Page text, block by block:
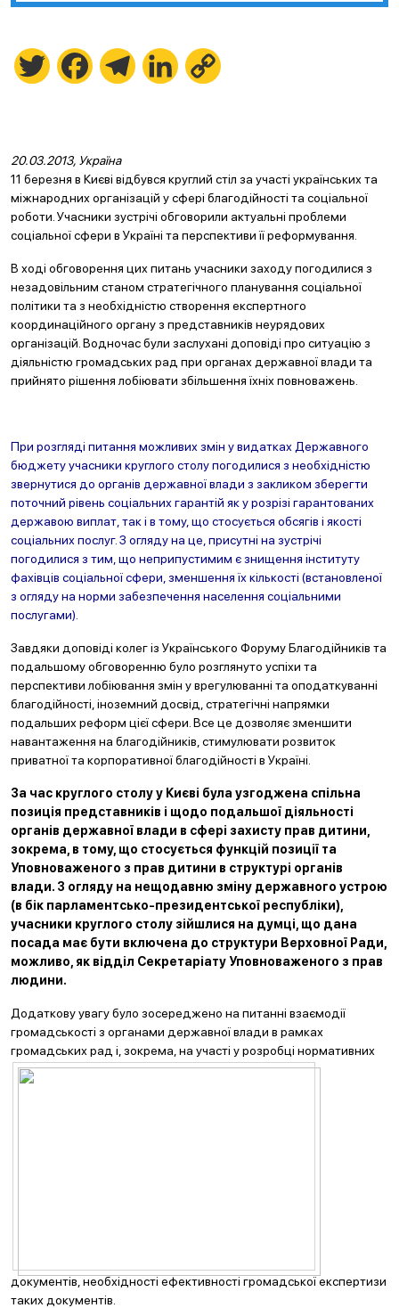
Twitter FacebookTelegramLinkedIn
20.03.2013, Україна
11 березня в Києві відбувся круглий стіл за участі українських та
міжнародних організацій у сфері благодійності та соціальної
роботи. Учасники зустрічі обговорили актуальні проблеми
соціальної сфери в Україні та перспективи її реформування.
В ході обговорення цих питань учасники заходу погодилися з
незадовільним станом стратегічного планування соціальної
політики та з необхідністю створення експертного
координаційного органу з представників неурядових
організацій. Водночас були заслухані доповіді про ситуацію з
діяльністю громадських рад при органах державної влади та
прийнято рішення лобіювати збільшення їхніх повноважень.
При розгляді питання можливих змін у видатках Державного
бюджету учасники круглого столу погодилися з необхідністю
звернутися до органів державної влади з закликом зберегти
поточний рівень соціальних гарантій як у розрізі гарантованих
державою виплат, так і в тому, що стосується обсягів і якості
соціальних послуг. З огляду на це, присутні на зустрічі
погодилися з тим, що неприпустимим є знищення інституту
фахівців соціальної сфери, зменшення їх кількості (встановленої
з огляду на норми забезпечення населення соціальними
послугами).
Завдяки доповіді колег із Українського Форуму Благодійників та
подальшому обговоренню було розглянуто успіхи та
перспективи лобіювання змін у врегулюванні та оподаткуванні
благодійності, іноземний досвід, стратегічні напрямки
подальших реформ цієї сфери. Все це дозволяє зменшити
навантаження на благодійників, стимулювати розвиток
приватної та корпоративної благодійності в Україні.
За час круглого столу у Києві була узгоджена спільна
позиція представників і щодо подальшої діяльності
органів державної влади в сфері захисту прав дитини,
зокрема, в тому, що стосується функцій позиції та
Уповноваженого з прав дитини в структурі органів
влади. З огляду на нещодавню зміну державного устрою
(в бік парламентсько-президентської республіки),
учасники круглого столу зійшлися на думці, що дана
посада має бути включена до структури Верховної Ради,
можливо, як відділ Секретаріату Уповноваженого з прав
людини.
Додаткову увагу було зосереджено на питанні взаємодії
громадськості з органами державної влади в рамках
громадських рад і, зокрема, на участі у розробці нормативних
документів, необхідності ефективності громадської експертизи
таких документів.